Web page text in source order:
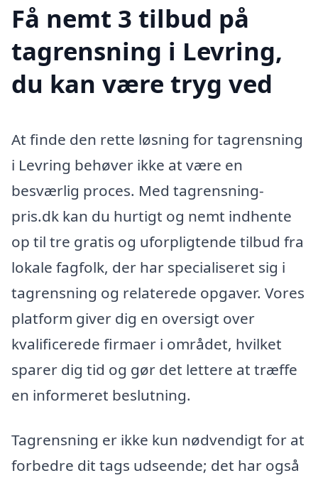
Få nemt 3 tilbud på
tagrensning i Levring,
du kan være tryg ved
At finde den rette løsning for tagrensning
i Levring behøver ikke at være en
besværlig proces. Med tagrensning-
pris.dk kan du hurtigt og nemt indhente
op til tre gratis og uforpligtende tilbud fra
lokale fagfolk, der har specialiseret sig i
tagrensning og relaterede opgaver. Vores
platform giver dig en oversigt over
kvalificerede firmaer i området, hvilket
sparer dig tid og gør det lettere at træffe
en informeret beslutning.
Tagrensning er ikke kun nødvendigt for at
forbedre dit tags udseende; det har også